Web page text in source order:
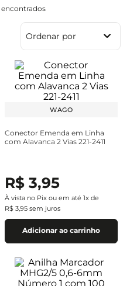
Ordenar por
WAGO
Conector Emenda em Linha
com Alavanca 2 Vias 221-2411
R$ 3,95
À vista no Pix ou em até 1x de
R$ 3,95 sem juros
Adicionar ao carrinho